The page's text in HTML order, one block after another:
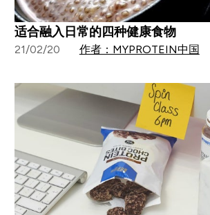
适合融入日常的四种健康食物
21/02/20 作者：MYPROTEIN中国